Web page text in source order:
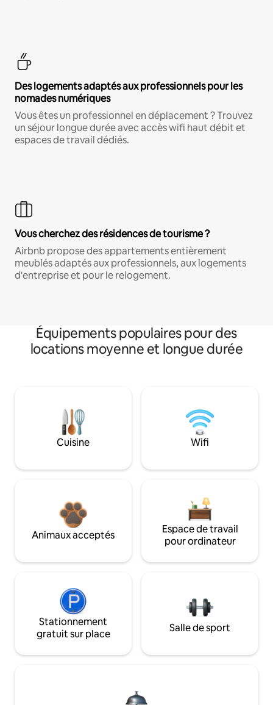
Des logements adaptés aux professionnels pour les
nomades numériques
Vous êtes un professionnel en déplacement ? Trouvez
un séjour longue durée avec accès wifi haut débit et
espaces de travail dédiés.
Vous cherchez des résidences de tourisme ?
Airbnb propose des appartements entièrement
meublés adaptés aux professionnels, aux logements
d'entreprise et pour le relogement.
Équipements populaires pour des
locations moyenne et longue durée
Cuisine Wifi
Animaux acceptés
Espace de travail
pour ordinateur
Stationnement
gratuit sur place
Salle de sport